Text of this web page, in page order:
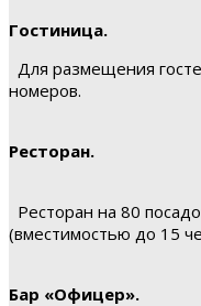
Гостиница.
Для размещения
номеров.
Ресторан.
Ресторан на 80
(вместимостью до 15
Бар «Офицер».